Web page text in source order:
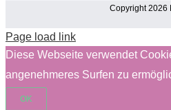
Copyright 2026
Page load link
Diese Webseite verwendet
angenehmeres Surfen zu
OK